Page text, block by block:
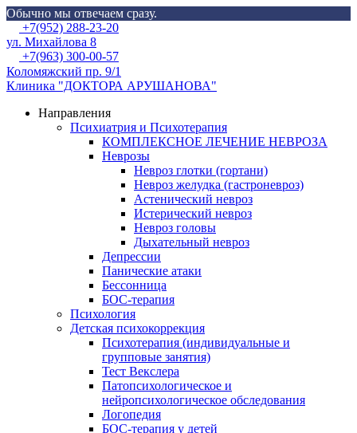
Обычно мы отвечаем сразу.
Skip
to
content
Menu+7(952) 288-23-20
ул. Михайлова 8
+7(963) 300-00-57
Коломяжский пр. 9/1
Клиника "ДОКТОРА АРУШАНОВА"
Направления
Психиатрия и Психотерапия
КОМПЛЕКСНОЕ ЛЕЧЕНИЕ НЕВРОЗА
Неврозы
Невроз глотки (гортани)
Невроз желудка (гастроневроз)
Астенический невроз
Истерический невроз
Невроз головы
Дыхательный невроз
Депрессии
Панические атаки
Бессонница
БОС-терапия
Психология
Детская психокоррекция
Психотерапия (индивидуальные и
групповые занятия)
Тест Векслера
Патопсихологическое и
нейропсихологическое обследования
Логопедия
БОС-терапия у детей